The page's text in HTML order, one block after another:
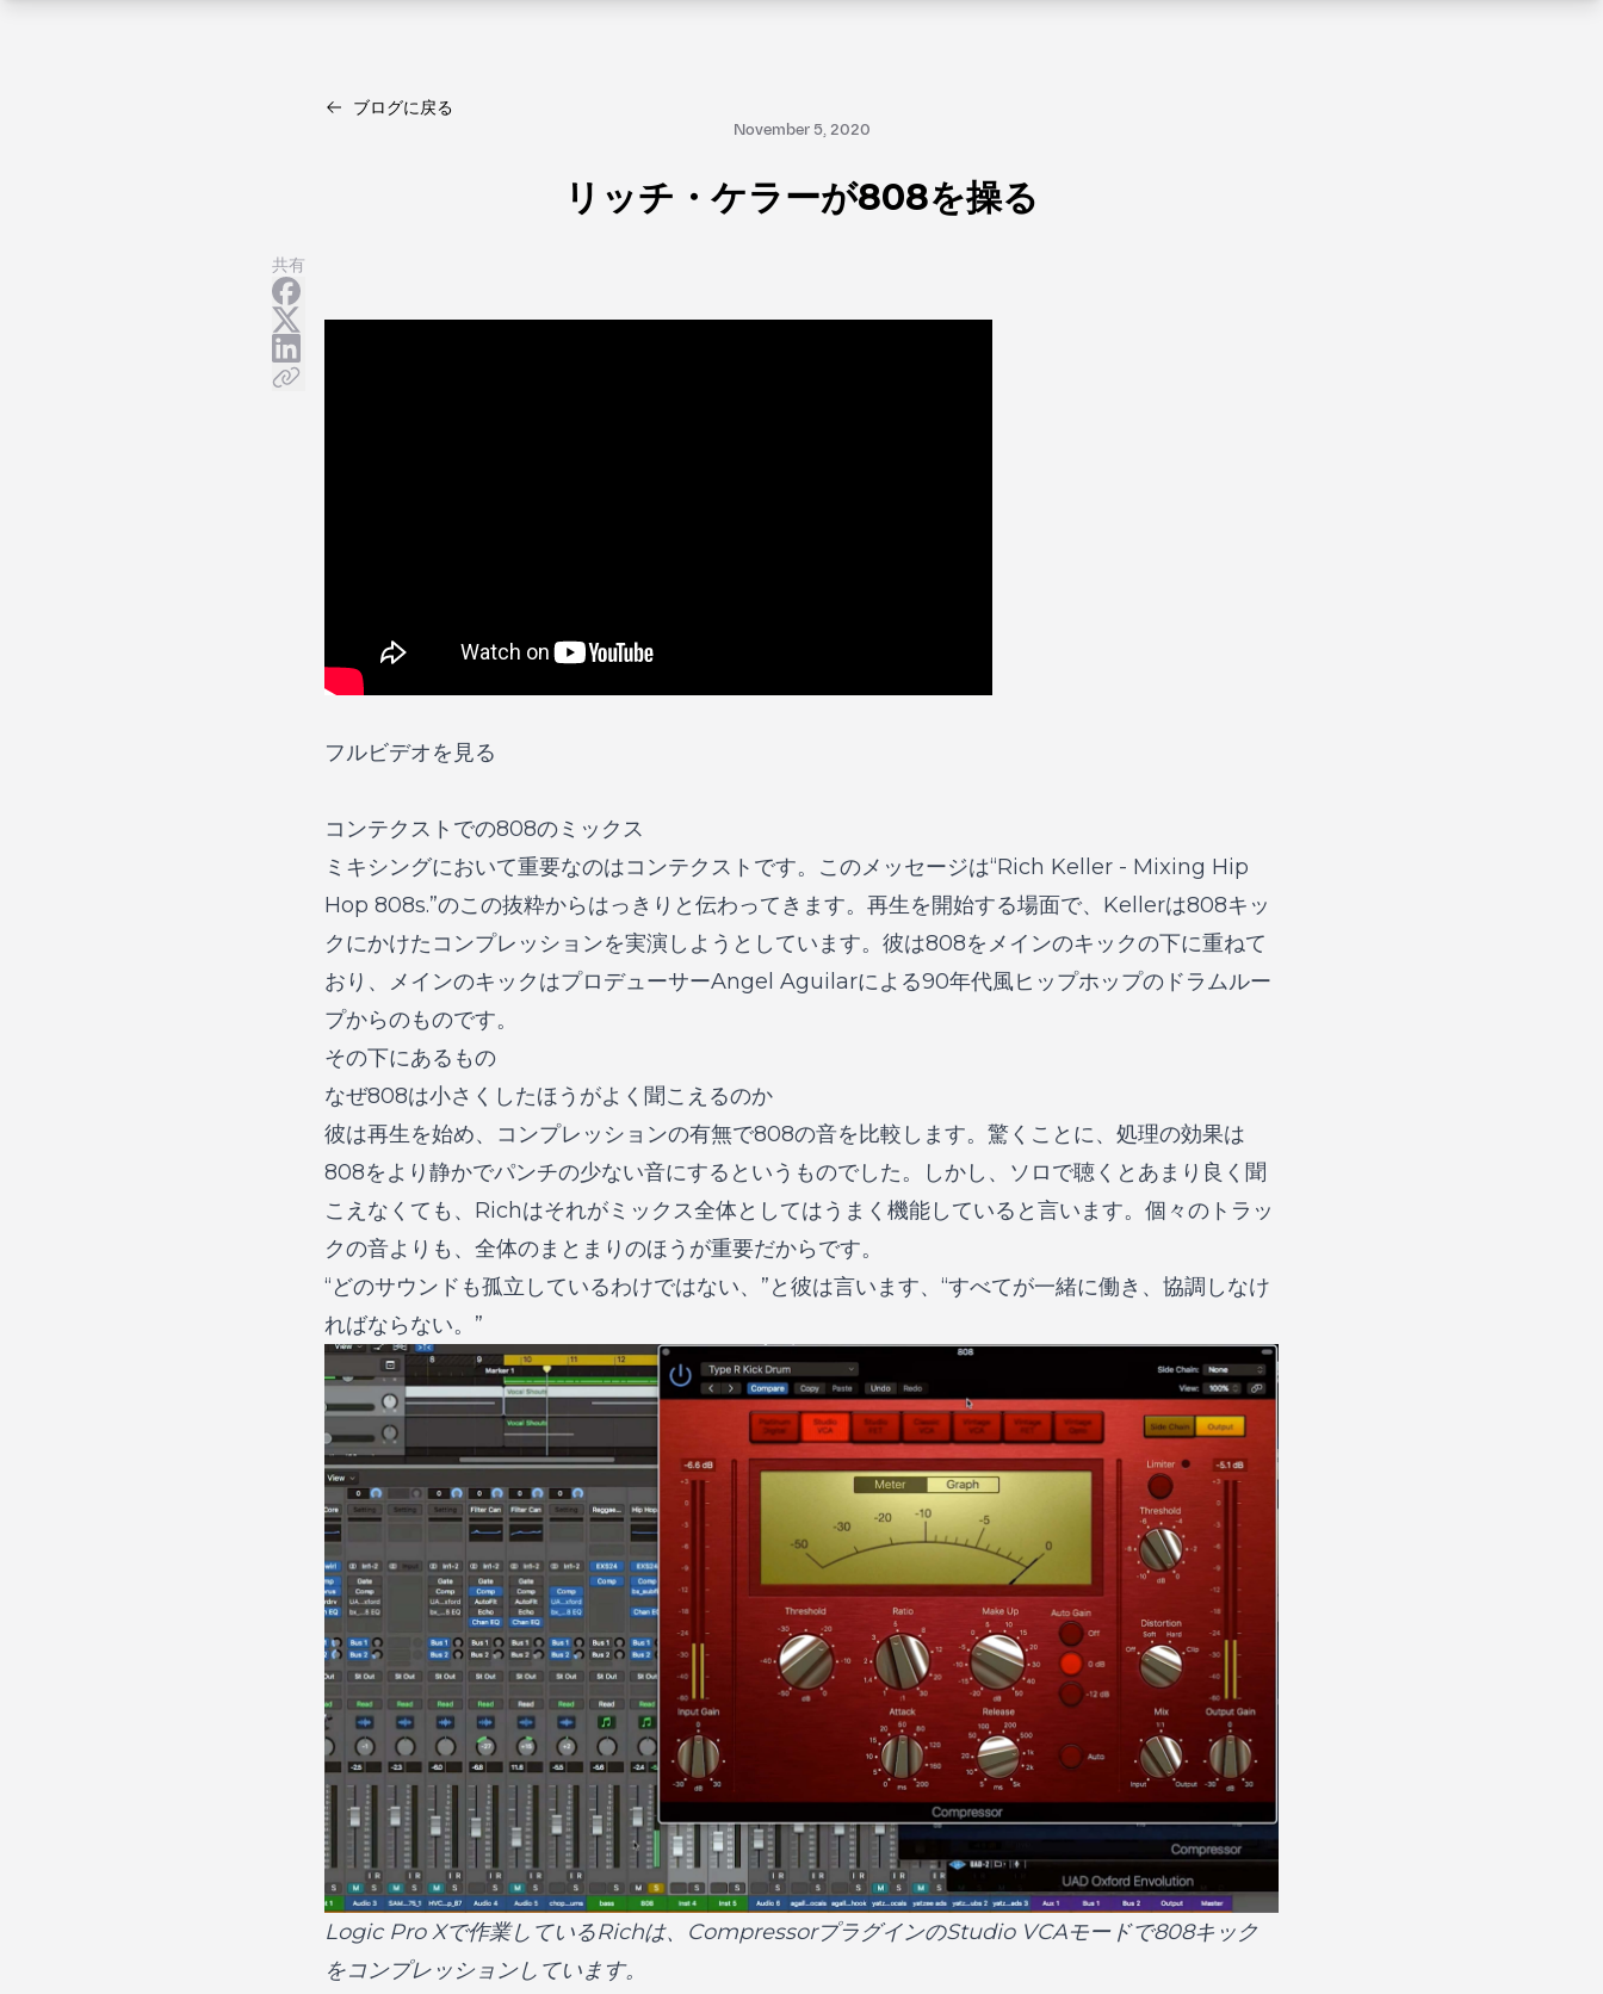
ブログに戻る
November 5, 2020
リッチ・ケラーが808を操る
共有
フルビデオを見る
コンテクストでの808のミックス
ミキシングにおいて重要なのはコンテクストです。このメッセージは“Rich Keller - Mixing Hip
Hop 808s.”のこの抜粋からはっきりと伝わってきます。再生を開始する場面で、Kellerは808キッ
クにかけたコンプレッションを実演しようとしています。彼は808をメインのキックの下に重ねて
おり、メインのキックはプロデューサーAngel Aguilarによる90年代風ヒップホップのドラムルー
プからのものです。
その下にあるもの
なぜ808は小さくしたほうがよく聞こえるのか
彼は再生を始め、コンプレッションの有無で808の音を比較します。驚くことに、処理の効果は
808をより静かでパンチの少ない音にするというものでした。しかし、ソロで聴くとあまり良く聞
こえなくても、Richはそれがミックス全体としてはうまく機能していると言います。個々のトラッ
クの音よりも、全体のまとまりのほうが重要だからです。
“どのサウンドも孤立しているわけではない、”と彼は言います、“すべてが一緒に働き、協調しなけ
ればならない。”
Logic Pro Xで作業しているRichは、CompressorプラグインのStudio VCAモードで808キック
をコンプレッションしています。